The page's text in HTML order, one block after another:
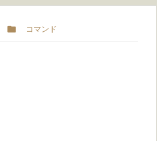
 コマンド